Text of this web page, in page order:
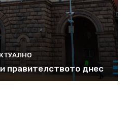
правителството днес